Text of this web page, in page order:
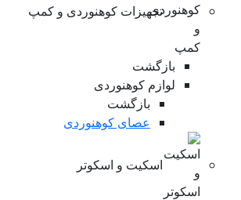
تجهیزات کوهنوردی و کمپ
بازگشت
لوازم کوهنوردی
بازگشت
عصای کوهنوردی
اسکیت و اسکوتر